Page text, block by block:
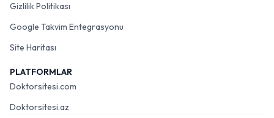
Gizlilik Politikası
Google Takvim Entegrasyonu
Site Haritası
PLATFORMLAR
Doktorsitesi.com
Doktorsitesi.az